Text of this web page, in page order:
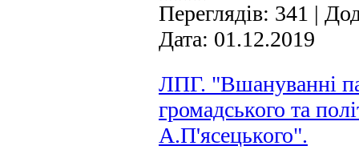
Переглядів: 341 |
Дата: 01.12.2019
ЛПГ. "Вшануванні
громадського та
А.П'ясецького".